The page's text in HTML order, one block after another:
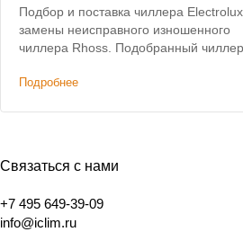
Подбор и поставка чиллера
замены неисправного изношенного
чиллера Rhoss. Подобранный чиллер
систему коммуникаций и фанкойлов
Подробнее
Связаться с нами
+7 495 649-39-09
info@iclim.ru